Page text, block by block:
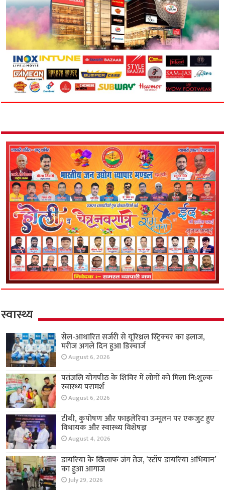
स्वास्थ्य
सेल-आधारित सर्जरी से यूरिथ्रल स्ट्रिक्चर का इलाज,
मरीज अगले दिन हुआ डिस्चार्ज
August 6, 2026
पतंजलि योगपीठ के शिविर में लोगों को मिला नि:शुल्क
स्वास्थ्य परामर्श
August 6, 2026
टीबी, कुपोषण और फाइलेरिया उन्मूलन पर एकजुट हुए
विधायक और स्वास्थ्य विशेषज्ञ
August 4, 2026
डायरिया के खिलाफ जंग तेज, ‘स्टॉप डायरिया अभियान’
का हुआ आगाज
July 29, 2026